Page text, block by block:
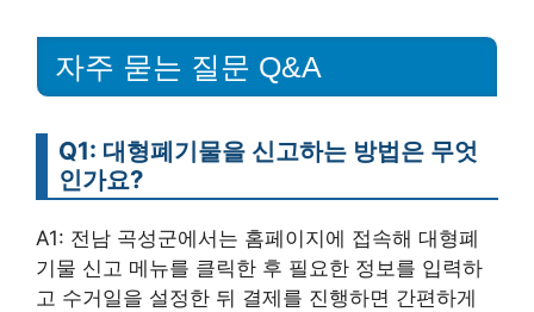
자주 묻는 질문 Q&A
Q1: 대형폐기물을 신고하는 방법은 무엇
인가요?
A1: 전남 곡성군에서는 홈페이지에 접속해 대형폐
기물 신고 메뉴를 클릭한 후 필요한 정보를 입력하
고 수거일을 설정한 뒤 결제를 진행하면 간편하게